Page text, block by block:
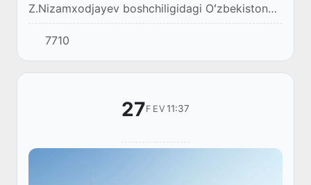
Z.Nizamxodjayev boshchiligidagi Oʻzbekiston
Respublikasi delegatsiyasi 2025-yil 2-martda
boʻlib oʻtgan Tojikiston Respublikasi Majlisi
Olining quy...
7710
27FEV 11:37